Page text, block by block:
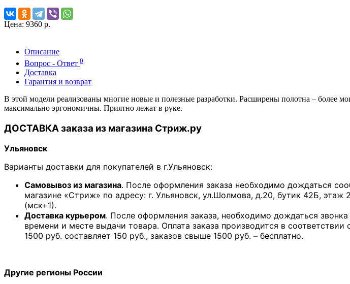
Цена: 9360 р.
Описание
Вопрос - Ответ 0
Доставка
Гарантия и возврат
В этой модели реализованы многие новые и полезные разработки. Расширены полотна – более
максимально эргономичны. Приятно лежат в руке.
ДОСТАВКА заказа из магазина Стриж.ру
Ульяновск
Варианты доставки для покупателей в г.Ульяновск:
Самовывоз из магазина. После оформления заказа необходимо дождаться
магазине «Стриж» по адресу: г. Ульяновск, ул.Шолмова, д.20, бутик 42Б,
(мск+1).
Доставка курьером. После оформления заказа, необходимо дождаться
времени и месте выдачи товара. Оплата заказа производится в
1500 руб. составляет 150 руб., заказов свыше 1500 руб. – бесплатно.
Другие регионы России